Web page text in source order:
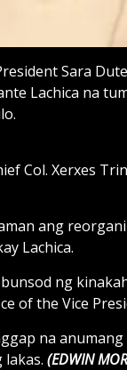
Sara
Lachica na
Col. Xerxes
ang
Lachica.
ng
of the Vice
na
(EDWIN